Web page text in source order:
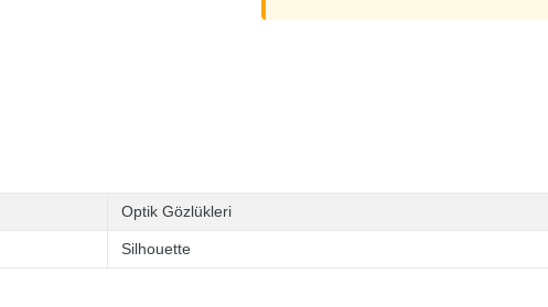
Optik Gözlükleri
Silhouette